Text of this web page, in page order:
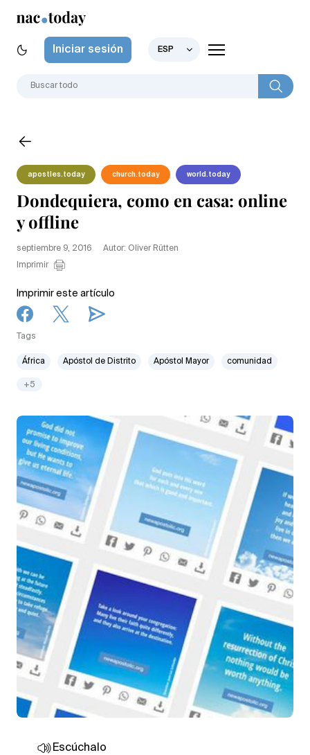
Iniciar sesión ESP
apostles.today church.today world.today
Dondequiera, como en casa: online
y offline
septiembre 9, 2016
Autor: Oliver Rütten
Imprimir
Imprimir este artículo
Tags
África Apóstol de Distrito Apóstol Mayor comunidad
+5
Escúchalo